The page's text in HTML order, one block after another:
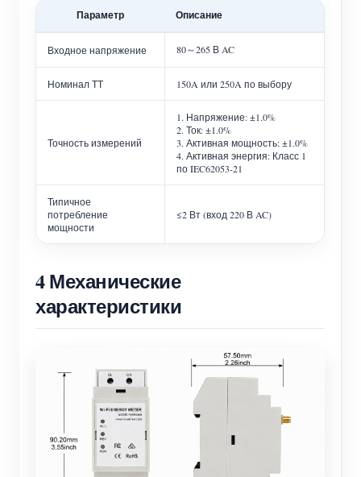
Параметр Описание
Входное напряжение 80～265 В AC
Номинал ТТ 150A или 250A по выбору
Точность измерений
1. Напряжение: ±1.0%
2. Ток: ±1.0%
3. Активная мощность: ±1.0%
4. Активная энергия: Класс 1
по IEC62053-21
Типичное
потребление
мощности
≤2 Вт (вход 220 В AC)
4 Механические
характеристики